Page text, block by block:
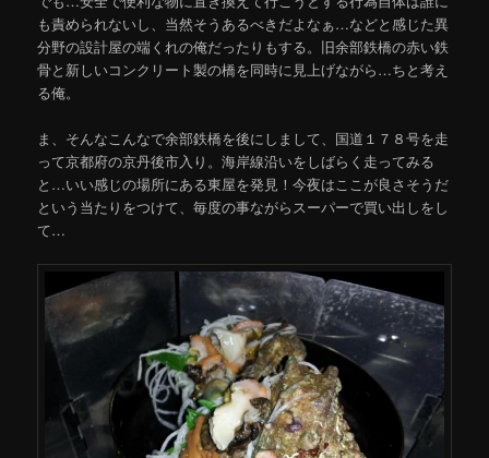
も責められないし、当然そうあるべきだよなぁ…などと感じた異
分野の設計屋の端くれの俺だったりもする。旧余部鉄橋の赤い鉄
骨と新しいコンクリート製の橋を同時に見上げながら…ちと考え
る俺。
ま、そんなこんなで余部鉄橋を後にしまして、国道１７８号を走
って京都府の京丹後市入り。海岸線沿いをしばらく走ってみる
と…いい感じの場所にある東屋を発見！今夜はここが良さそうだ
という当たりをつけて、毎度の事ながらスーパーで買い出しをし
て…